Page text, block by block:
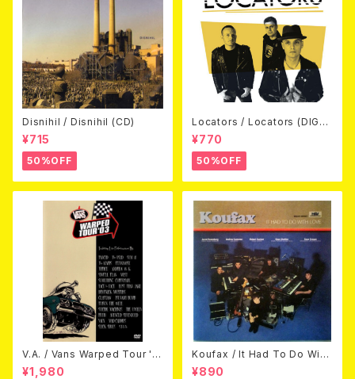
Disnihil / Disnihil (CD)
¥715
50%OFF
Locators / Locators (DIGPA
CK CD)
¥770
50%OFF
V.A. / Vans Warped Tour '0
3 (DVD)
¥1,980
Koufax / It Had To Do With
Love (CD)
¥890